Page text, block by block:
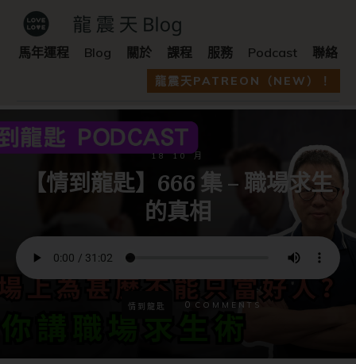
馬年運程 Blog 關於 課程 服務 Podcast 聯絡
龍震天PATREON（NEW）！
18 10 月
【情到龍匙】666 集 – 職場求生
的真相
情到龍匙 0 COMMENTS